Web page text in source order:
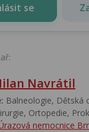
se
Navrátil
Balneologie, Dětská
Ortopedie,
nemocnice